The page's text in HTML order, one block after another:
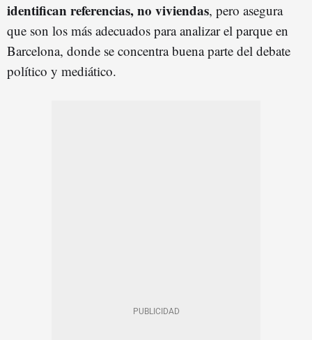
identifican referencias, no viviendas, pero asegura
que son los más adecuados para analizar el parque en
Barcelona, donde se concentra buena parte del debate
político y mediático.